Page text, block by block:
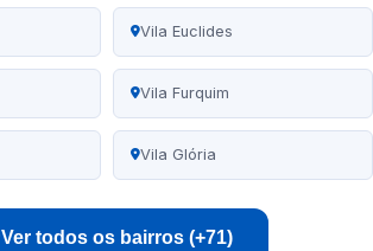
Vila Euclides
Vila Furquim
Vila Glória
Ver todos os bairros (+71)